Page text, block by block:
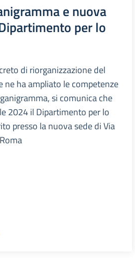
e nuova
per lo
di riorganizzazione del
ha ampliato le competenze
si comunica che
2024 il Dipartimento per lo
presso la nuova sede di Via